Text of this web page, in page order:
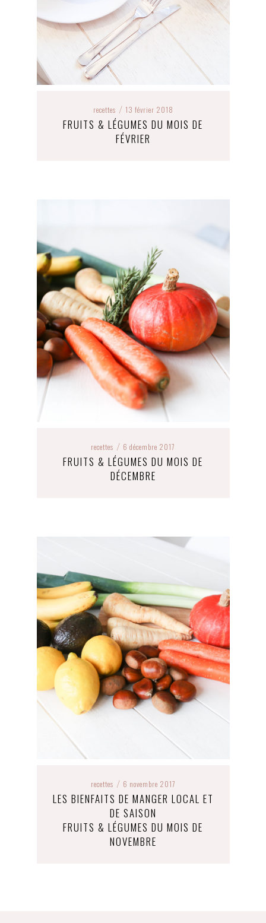
recettes / 13 février 2018
FRUITS & LÉGUMES DU MOIS DE
FÉVRIER
recettes / 6 décembre 2017
FRUITS & LÉGUMES DU MOIS DE
DÉCEMBRE
recettes / 6 novembre 2017
LES BIENFAITS DE MANGER LOCAL ET
DE SAISON
FRUITS & LÉGUMES DU MOIS DE
NOVEMBRE